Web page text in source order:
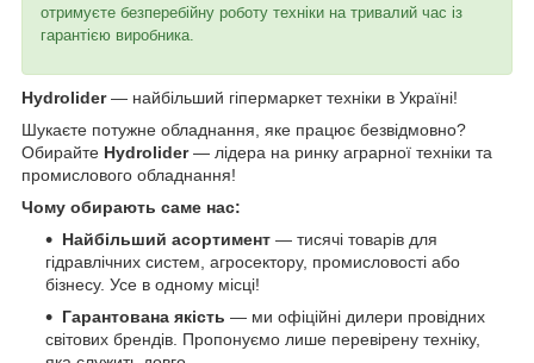
отримуєте безперебійну роботу техніки на тривалий час із
гарантією виробника.
Hydrolider— найбільший гіпермаркет техніки в Україні!
Шукаєте потужне обладнання, яке працює безвідмовно?
Обирайте Hydrolider— лідера на ринку аграрної техніки та
промислового обладнання!
Чому обирають саме нас:
Найбільший асортимент — тисячі товарів для
гідравлічних систем, агросектору, промисловості або
бізнесу. Усе в одному місці!
Гарантована якість — ми офіційні дилери провідних
світових брендів. Пропонуємо лише перевірену техніку,